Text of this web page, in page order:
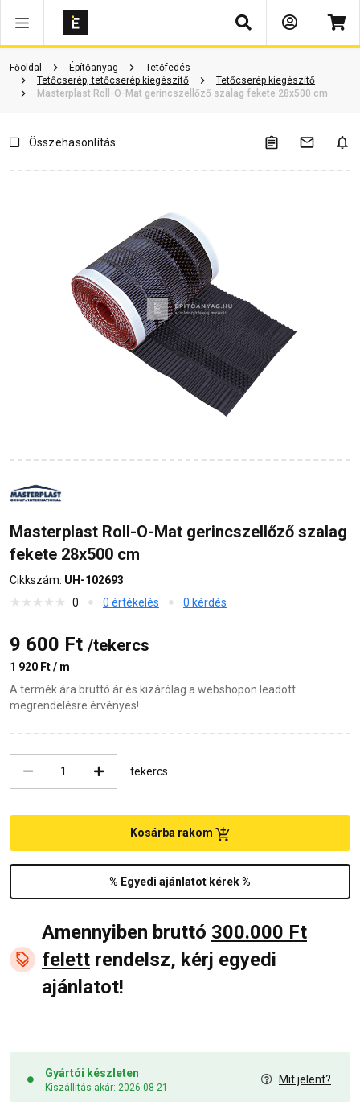
Keresés
Főoldal Építőanyag
Tetőfedés
Tetőcserép, tetőcserép kiegészítő
Tetőcserép kiegészítő
Masterplast Roll-O-Mat gerincszellőző szalag fekete 28x500 cm
Vásárlói vélemények Kérdések és válaszok Kapcsolódó cikkek
Összehasonlítás
Masterplast Roll-O-Mat gerincszellőző szalag
fekete 28x500 cm
Cikkszám: UH-102693
0
0 értékelés 0 kérdés
9 600 Ft /tekercs
1 920 Ft / m
A termék ára bruttó ár és kizárólag a webshopon leadott
megrendelésre érvényes!
tekercs
% Egyedi ajánlatot kérek %
Kosárba rakom
Amennyiben bruttó 300.000 Ft
felett rendelsz, kérj egyedi
ajánlatot!
Gyártói készleten
Kiszállítás akár: 2026-08-21
Mit jelent?